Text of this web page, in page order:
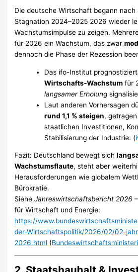
Die deutsche Wirtschaft begann nach
Stagnation 2024–2025 2026 wieder
Wachstumsimpulse zu zeigen.
für 2026 ein Wachstum, das zwar
dennoch die Phase der Rezession
Das ifo-Institut
Wirtschafts-Wachstum für
langsamer Erholung
Laut anderen Vorhersagen
rund 1,1 % steigen,
staatlichen Investitionen,
Stabilisierung der Industrie. (
Fazit: Deutschland bewegt sich
Wachstumsflaute, steht aber
Herausforderungen wie globalem
Bürokratie.
SieheJahreswirtschaftsbericht 2026
für Wirtschaft und Energie:
https://
der-Wirtschaftspolitik/2026/02/02-
2026.html (